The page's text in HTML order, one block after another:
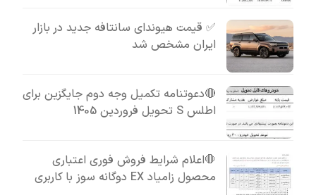
✅ قیمت هیوندای سانتافه جدید در بازار
ایران مشخص شد
🔴دعوتنامه تکمیل وجه دوم جایگزین برای
اطلس S تحویل فروردین 1405
🛑اعلام شرایط فروش فوری اعتباری
محصول زامیاد EX دوگانه سوز با کاربری